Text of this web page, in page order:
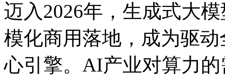
迈入2026年，生成式大
模化商用落地，成为
心引擎。AI产业对算力的